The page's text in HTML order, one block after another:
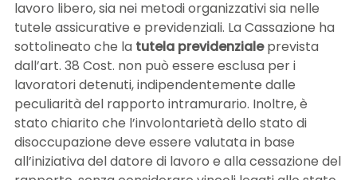
lavoro libero, sia nei metodi organizzativi sia nelle
tutele assicurative e previdenziali. La Cassazione ha
sottolineato che la tutela previdenziale prevista
dall’art. 38 Cost. non può essere esclusa per i
lavoratori detenuti, indipendentemente dalle
peculiarità del rapporto intramurario. Inoltre, è
stato chiarito che l’involontarietà dello stato di
disoccupazione deve essere valutata in base
all’iniziativa del datore di lavoro e alla cessazione del